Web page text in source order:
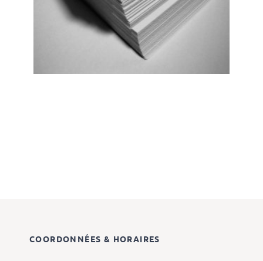
COORDONNÉES & HORAIRES